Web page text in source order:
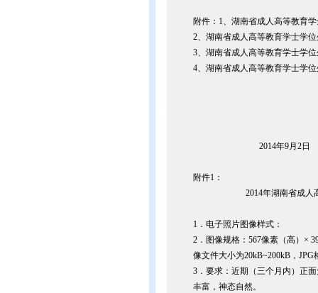
附件：1、湖南省成人高等教育
2、湖南省成人高等教育学士学
3、湖南省成人高等教育学士学
4、湖南省成人高等教育学士学
2014年9月2日
附件1：
2014年湖南省成
1．电子照片图像样式：
2．图像规格：567像素（高）×
像文件大小为20kB~200kB，JPG
3．要求：近期（三个月内）正
丰富，神态自然。